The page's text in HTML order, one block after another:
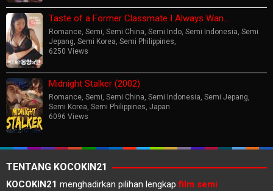
Taste of a Former Classmate I Always Wan…
Romance, Semi, Semi China, Semi Indo, Semi Indonesia, Semi
Jepang, Semi Korea, Semi Philippines,
6250 Views
Midnight Stalker (2002)
Romance, Semi, Semi China, Semi Indonesia, Semi Jepang,
Semi Korea, Semi Philippines, Japan
6096 Views
TENTANG KOCOKIN21
KOCOKIN21 menghadirkan pilihan lengkapfilm semi